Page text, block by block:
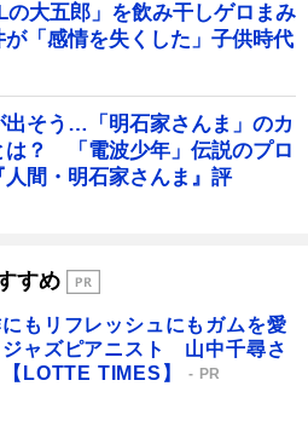
の大五郎」を飲み干しゲロまみ
「感情を失くした」子供時代
出そう…「明石家さんま」のカ
は？ 「電波少年」伝説のプロ
間・明石家さんま』評
すめ
もリフレッシュにもガムを愛
ジャズピアニスト 山中千尋さ
【LOTTE TIMES】
PR